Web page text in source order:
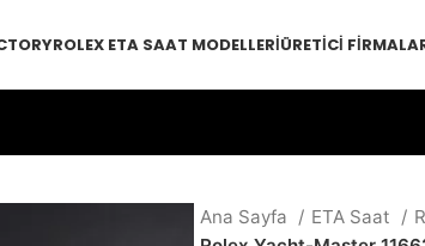
ROLEX ETA SAAT MODELLERIÜRETICI
Ana Sayfa ETA Saat